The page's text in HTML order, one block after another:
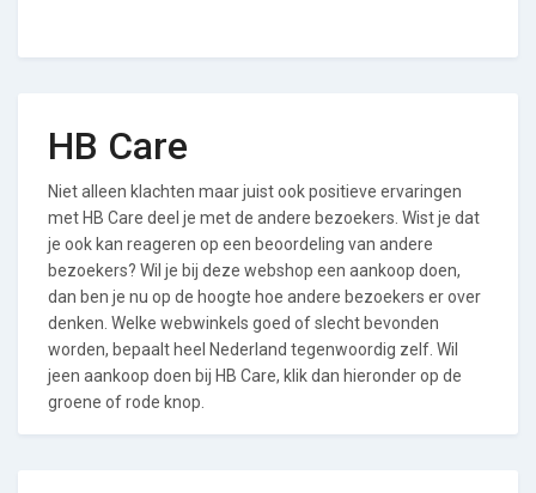
HB Care
Niet alleen klachten maar juist ook positieve ervaringen
met HB Care deel je met de andere bezoekers. Wist je dat
je ook kan reageren op een beoordeling van andere
bezoekers? Wil je bij deze webshop een aankoop doen,
dan ben je nu op de hoogte hoe andere bezoekers er over
denken. Welke webwinkels goed of slecht bevonden
worden, bepaalt heel Nederland tegenwoordig zelf. Wil
jeen aankoop doen bij HB Care, klik dan hieronder op de
groene of rode knop.